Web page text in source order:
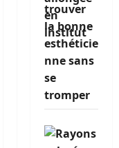
trouver
la bonne
esthéticie
nne sans
se
tromper